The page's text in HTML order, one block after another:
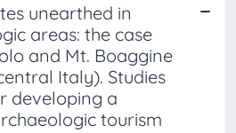
unearthed in
areas: the case
and Mt. Boaggine
Italy). Studies
developing a
tourism